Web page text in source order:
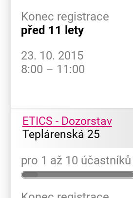
Konec registrace
před 11 lety
23. 10. 2015
8:00 – 11:00
ETICS - Dozorstav
Teplárenská 25
pro 1 až 10